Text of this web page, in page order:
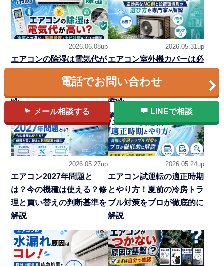
2026.06.08up
エアコンの除湿は電気代が
設定・カビ対策をプロが解
説
2026.05.31up
エアコン室外機カバーは必
環境別の選び方を専門家が
解説
2026.05.27up
エアコン2027年問題と
は？今の機種は使える？修
理と買い替えの判断基準を
解説
2026.05.24up
エアコン試運転の適正時期
とやり方！夏前の冷房トラ
ブル対策をプロが徹底的に
解説
電話でお問い合わせ
メール相談する LINEで相談